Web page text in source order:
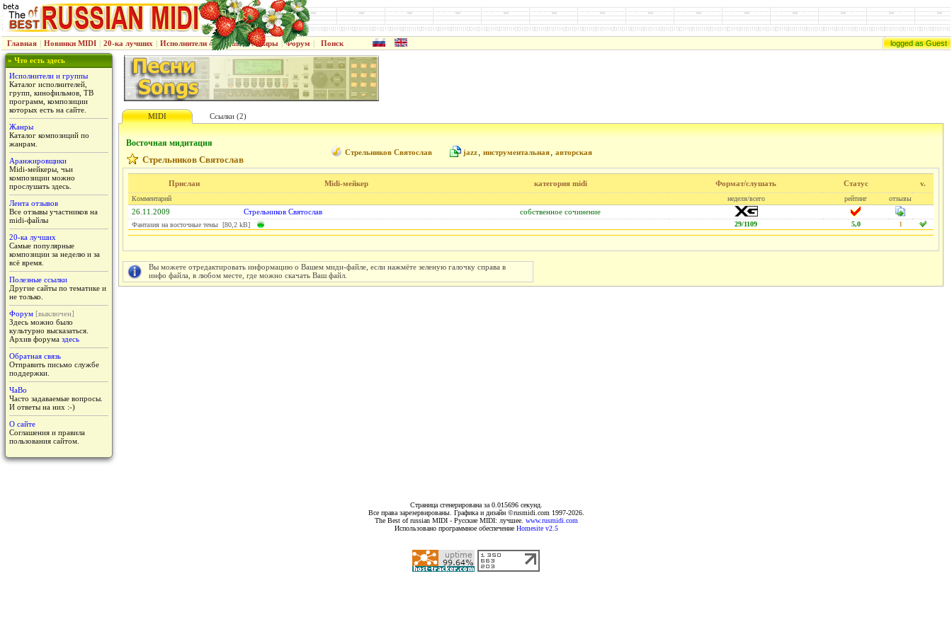
Главная | Новинки MIDI | 20-ка лучших | Исполнители & группы | Жанры | Форум | Поиск
logged as Guest
» Что есть здесь
Исполнители и группы
Каталог исполнителей,
групп, кинофильмов, ТВ
программ, композиции
которых есть на сайте.
Жанры
Каталог композиций по
жанрам.
Аранжировщики
Midi-мейкеры, чьи
композиции можно
прослушать здесь.
Лента отзывов
Все отзывы участников на
midi-файлы
20-ка лучших
Самые популярные
композиции за неделю и за
всё время.
Полезные ссылки
Другие сайты по тематике и
не только.
Форум [выключен]
Здесь можно было
культурно высказаться.
Архив форума здесь
Обратная связь
Отправить письмо службе
поддержки.
ЧаВо
Часто задаваемые вопросы.
И ответы на них :-)
О сайте
Соглашения и правила
пользования сайтом.
MIDI Ссылки (2)
Восточная мидитация
Стрельников Святослав jazz, инструментальная, авторская
Стрельников Святослав
Прислан Midi-мейкер категория midi Формат/слушать Статус v.
Комментарий неделя/всего рейтинг отзывы
26.11.2009 Стрельников Святослав cобственное сочинение
Фантазия на восточные темы [80,2 kB] 29/1109 5,0 1
Вы можете отредактировать информацию о Вашем миди-файле, если нажмёте зеленую галочку справа в
инфо файла, в любом месте, где можно скачать Ваш файл.
Страница сгенерирована за 0.015696 секунд.
Все права зарезервированы. Графика и дизайн ©rusmidi.com 1997-2026.
The Best of russian MIDI - Русские MIDI: лучшее. www.rusmidi.com
Использовано программное обеспечение Homesite v2.5